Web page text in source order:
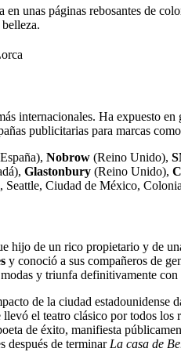
en unas páginas rebosantes de
internacionales. Ha
publicitarias para marcas como
Nobrow (Reino Unido),
Glastonbury (Reino Unido),
Seattle, Ciudad de México,
hijo de un rico propietario y de
y conoció a sus compañeros de
y triunfa definitivamente
de la ciudad estadounidense
el teatro clásico por todos
de éxito, manifiesta
después de terminarLa casa de